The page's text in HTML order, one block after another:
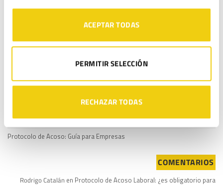
ACEPTAR TODAS
PERMITIR SELECCIÓN
RECHAZAR TODAS
ENTRADAS RECIENTES
Fundación Aspacia obtiene el ENS en categoría MEDIA: ciberseguridad
para proteger su misión social
Inteligencia Artificial en la organización: de la norma a la acción
ISO 27001: La guía para implementar un SGSI y proteger la información
empresa
Protocolo de Acoso: Guía para Empresas
COMENTARIOS
Rodrigo Catalán en Protocolo de Acoso Laboral: ¿es obligatorio para